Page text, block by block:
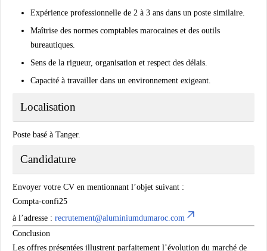
Expérience professionnelle de 2 à 3 ans dans un poste similaire.
Maîtrise des normes comptables marocaines et des outils
bureautiques.
Sens de la rigueur, organisation et respect des délais.
Capacité à travailler dans un environnement exigeant.
Localisation
Poste basé à Tanger.
Candidature
Envoyer votre CV en mentionnant l’objet suivant :
Compta-confi25
à l’adresse : recrutement@aluminiumdumaroc.com
Conclusion
Les offres présentées illustrent parfaitement l’évolution du marché de